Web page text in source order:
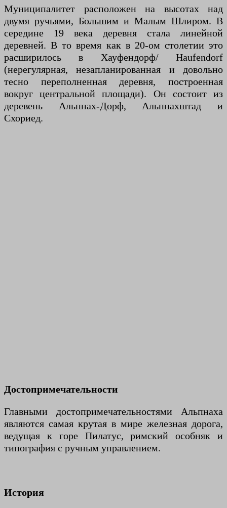
Муниципалитет расположен на высотах над
двумя ручьями, Большим и Малым Шлиром. В
середине 19 века деревня стала линейной
деревней. В то время как в 20-ом столетии это
расширилось в Хауфендорф/ Haufendorf
(нерегулярная, незапланированная и довольно
тесно переполненная деревня, построенная
вокруг центральной площади). Он состоит из
деревень Альпнах-Дорф, Альпнахштад и
Схориед.
Достопримечательности
Главными достопримечательностями Альпнаха
являются самая крутая в мире железная дорога,
ведущая к горе Пилатус, римский особняк и
типография с ручным управлением.
История